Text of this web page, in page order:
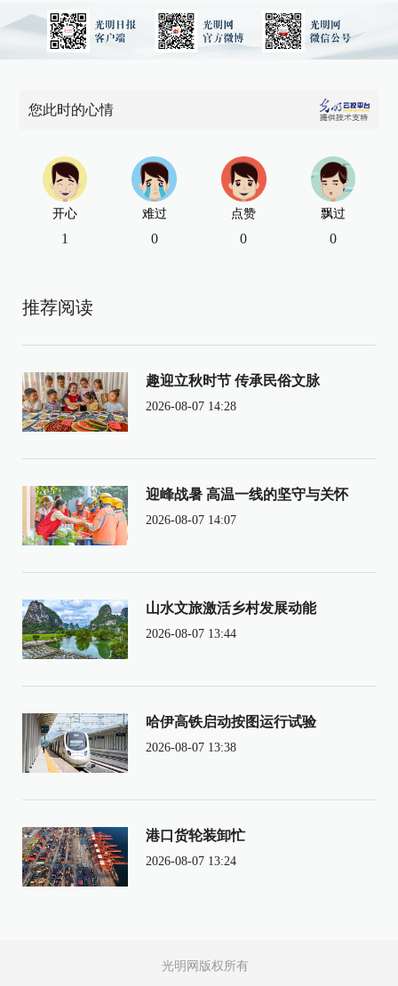
您此时的心情
开心
1
难过
0
点赞
0
飘过
0
推荐阅读
趣迎立秋时节 传承民俗文脉
2026-08-07 14:28
迎峰战暑 高温一线的坚守与关怀
2026-08-07 14:07
山水文旅激活乡村发展动能
2026-08-07 13:44
哈伊高铁启动按图运行试验
2026-08-07 13:38
港口货轮装卸忙
2026-08-07 13:24
光明网版权所有